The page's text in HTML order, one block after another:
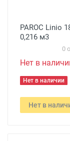
PAROC Linio
0,216 м3
0
Нет в
Нет в наличии
Нет в